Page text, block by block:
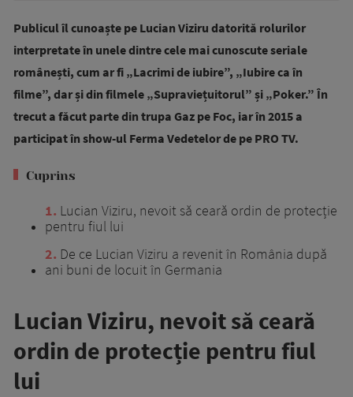
Publicul îl cunoaște pe Lucian Viziru datorită rolurilor
interpretate în unele dintre cele mai cunoscute seriale
românești, cum ar fi „Lacrimi de iubire”, „Iubire ca în
filme”, dar și din filmele „Supraviețuitorul” și „Poker.” În
trecut a făcut parte din trupa Gaz pe Foc, iar în 2015 a
participat în show-ul Ferma Vedetelor de pe PRO TV.
Cuprins
1 Lucian Viziru, nevoit să ceară ordin de protecție
pentru fiul lui
2 De ce Lucian Viziru a revenit în România după
ani buni de locuit în Germania
Lucian Viziru, nevoit să ceară
ordin de protecție pentru fiul
lui